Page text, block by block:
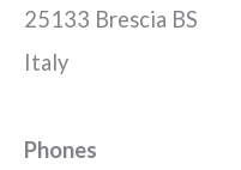
25133 Brescia BS
Italy
Phones